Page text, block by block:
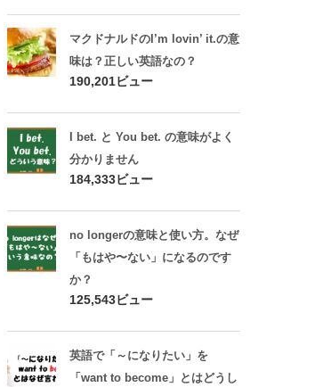
マクドナルドのI’m lovin’ it.の意
味は？正しい英語なの？
190,201ビュー
I bet. と You bet. の意味がよく
分かりません
184,333ビュー
no longerの意味と使い方。なぜ
「もはや〜ない」になるのです
か？
125,543ビュー
英語で「～になりたい」を
「want to become」とはどうし